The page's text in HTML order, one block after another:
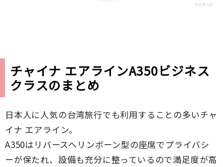
チャイナ エアラインA350ビジネス
クラスのまとめ
日本人に人気の台湾旅行でも利用することの多いチャ
イナ エアライン。
A350はリバースヘリンボーン型の座席でプライバシ
ーが保たれ、設備も充分に整っているので満足度が高